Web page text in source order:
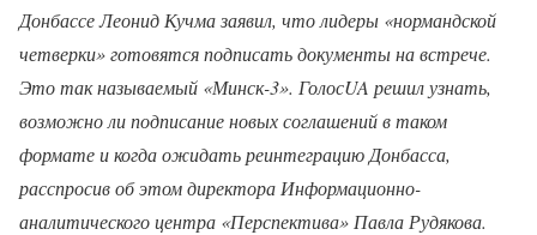
Донбассе Леонид Кучма заявил, что лидеры «нормандской
четверки» готовятся подписать документы на встрече.
Это так называемый «Минск-3». ГолосUA решил узнать,
возможно ли подписание новых соглашений в таком
формате и когда ожидать реинтеграцию Донбасса,
расспросив об этом директора Информационно-
аналитического центра «Перспектива» Павла Рудякова.